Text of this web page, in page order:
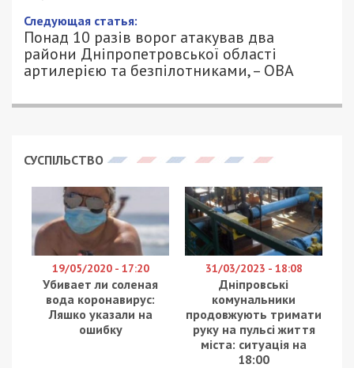
Следующая статья:
Понад 10 разів ворог атакував два
райони Дніпропетровської області
артилерією та безпілотниками, – ОВА
СУСПІЛЬСТВО
19/05/2020 - 17:20
Убивает ли соленая
вода коронавирус:
Ляшко указали на
ошибку
31/03/2023 - 18:08
Дніпровські
комунальники
продовжують тримати
руку на пульсі життя
міста: ситуація на
18:00